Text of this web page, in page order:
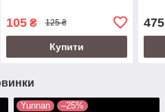
105₴ 125 ₴
Купити
475
Yunnan –25%